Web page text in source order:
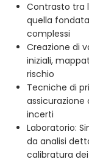
Contrasto tra
quella
complessi
Creazione di
iniziali,
rischio
Tecniche di
assicurazione
incerti
Laboratorio:
da analisi
calibratura